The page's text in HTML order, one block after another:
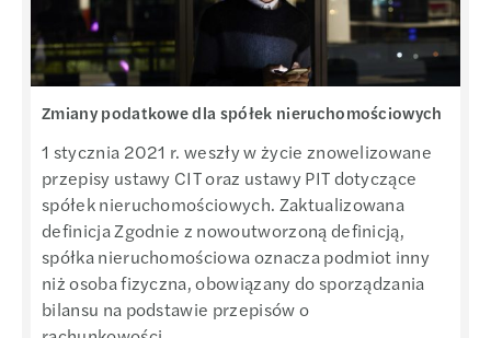
Zmiany podatkowe dla spółek nieruchomościowych
1 stycznia 2021 r. weszły w życie znowelizowane
przepisy ustawy CIT oraz ustawy PIT dotyczące
spółek nieruchomościowych. Zaktualizowana
definicja Zgodnie z nowoutworzoną definicją,
spółka nieruchomościowa oznacza podmiot inny
niż osoba fizyczna, obowiązany do sporządzania
bilansu na podstawie przepisów o